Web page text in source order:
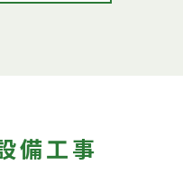
備工事